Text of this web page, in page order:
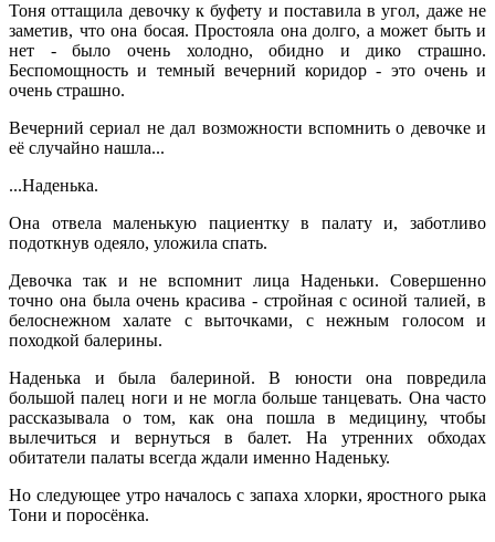
Тоня оттащила девочку к буфету и поставила в угол, даже не
заметив, что она босая. Простояла она долго, а может быть и
нет - было очень холодно, обидно и дико страшно.
Беспомощность и темный вечерний коридор - это очень и
очень страшно.
Вечерний сериал не дал возможности вспомнить о девочке и
её случайно нашла...
...Наденька.
Она отвела маленькую пациентку в палату и, заботливо
подоткнув одеяло, уложила спать.
Девочка так и не вспомнит лица Наденьки. Совершенно
точно она была очень красива - стройная с осиной талией, в
белоснежном халате с выточками, с нежным голосом и
походкой балерины.
Наденька и была балериной. В юности она повредила
большой палец ноги и не могла больше танцевать. Она часто
рассказывала о том, как она пошла в медицину, чтобы
вылечиться и вернуться в балет. На утренних обходах
обитатели палаты всегда ждали именно Наденьку.
Но следующее утро началось с запаха хлорки, яростного рыка
Тони и поросёнка.